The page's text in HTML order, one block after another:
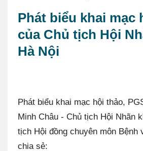
Phát biểu khai mạc
của Chủ tịch Hội
Hà Nội
Phát biểu khai mạc hội thảo,
Minh Châu - Chủ tịch Hội Nhãn
tịch Hội đồng chuyên môn Bệnh
chia sẻ: